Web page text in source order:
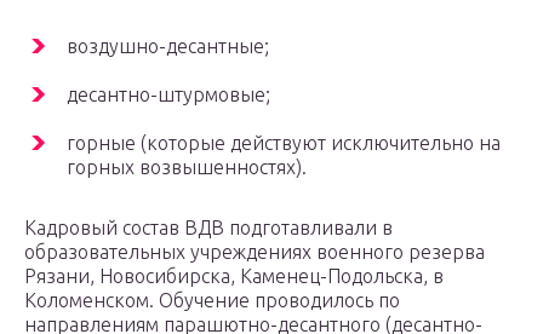
воздушно-десантные;
десантно-штурмовые;
горные (которые действуют исключительно на
горных возвышенностях).
Кадровый состав ВДВ подготавливали в
образовательных учреждениях военного резерва
Рязани, Новосибирска, Каменец-Подольска, в
Коломенском. Обучение проводилось по
направлениям парашютно-десантного (десантно-